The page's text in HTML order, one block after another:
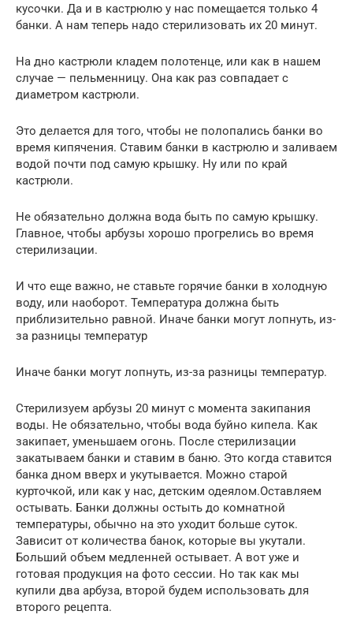
кусочки. Да и в кастрюлю у нас помещается только 4
банки. А нам теперь надо стерилизовать их 20 минут.
На дно кастрюли кладем полотенце, или как в нашем
случае — пельменницу. Она как раз совпадает с
диаметром кастрюли.
Это делается для того, чтобы не полопались банки во
время кипячения. Ставим банки в кастрюлю и заливаем
водой почти под самую крышку. Ну или по край
кастрюли.
Не обязательно должна вода быть по самую крышку.
Главное, чтобы арбузы хорошо прогрелись во время
стерилизации.
И что еще важно, не ставьте горячие банки в холодную
воду, или наоборот. Температура должна быть
приблизительно равной. Иначе банки могут лопнуть, из-
за разницы температур
Иначе банки могут лопнуть, из-за разницы температур.
Стерилизуем арбузы 20 минут с момента закипания
воды. Не обязательно, чтобы вода буйно кипела. Как
закипает, уменьшаем огонь. После стерилизации
закатываем банки и ставим в баню. Это когда ставится
банка дном вверх и укутывается. Можно старой
курточкой, или как у нас, детским одеялом.Оставляем
остывать. Банки должны остыть до комнатной
температуры, обычно на это уходит больше суток.
Зависит от количества банок, которые вы укутали.
Больший объем медленней остывает. А вот уже и
готовая продукция на фото сессии. Но так как мы
купили два арбуза, второй будем использовать для
второго рецепта.